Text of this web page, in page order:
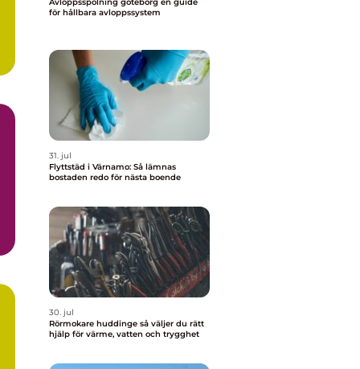
för hållbara avloppssystem
31. jul
Flyttstäd i Värnamo: Så lämnas
bostaden redo för nästa boende
30. jul
Rörmokare huddinge så väljer du rätt
hjälp för värme, vatten och trygghet